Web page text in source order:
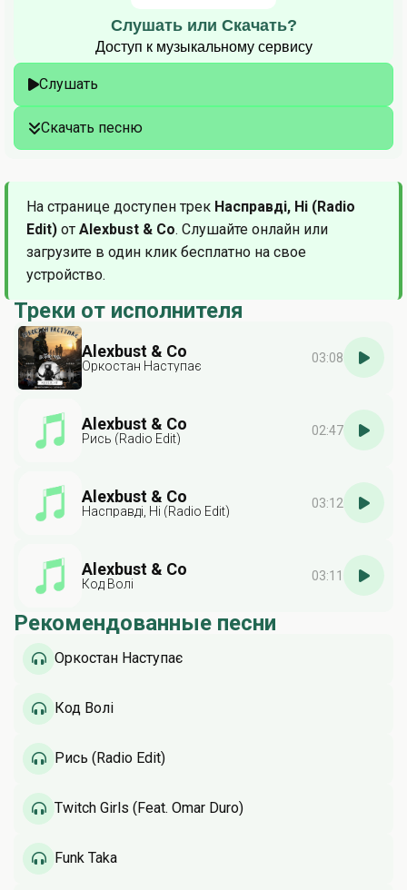
Слушать или Скачать?
Доступ к музыкальному сервису
Слушать
Скачать песню
На странице доступен трек Насправді, Ні (Radio
Edit) от Alexbust & Co. Слушайте онлайн или
загрузите в один клик бесплатно на свое
устройство.
Треки от исполнителя
Alexbust & Co
Оркостан Наступає
03:08
Alexbust & Co
Рись (Radio Edit)
02:47
Alexbust & Co
Насправді, Ні (Radio Edit)
03:12
Alexbust & Co
Код Волі
03:11
Рекомендованные песни
Оркостан Наступає
Код Волі
Рись (Radio Edit)
Twitch Girls (Feat. Omar Duro)
Funk Taka